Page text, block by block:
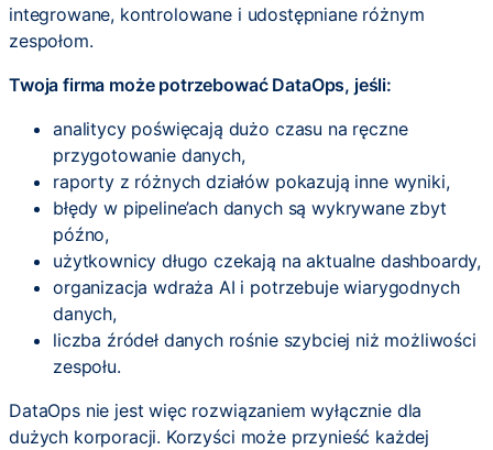
integrowane, kontrolowane i udostępniane różnym
zespołom.
Twoja firma może potrzebować DataOps, jeśli:
analitycy poświęcają dużo czasu na ręczne
przygotowanie danych,
raporty z różnych działów pokazują inne wyniki,
błędy w pipeline’ach danych są wykrywane zbyt
późno,
użytkownicy długo czekają na aktualne dashboardy,
organizacja wdraża AI i potrzebuje wiarygodnych
danych,
liczba źródeł danych rośnie szybciej niż możliwości
zespołu.
DataOps nie jest więc rozwiązaniem wyłącznie dla
dużych korporacji. Korzyści może przynieść każdej